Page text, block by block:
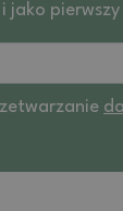
jako